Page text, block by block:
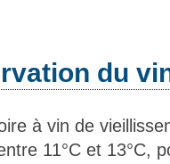
du
à vin de
11°C et 13°C,